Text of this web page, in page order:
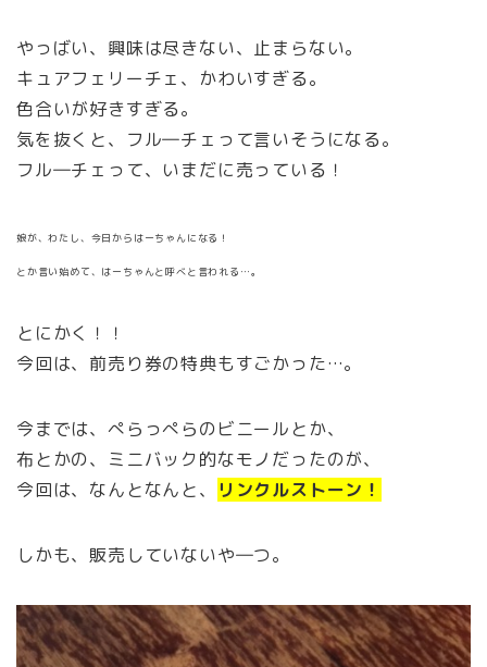
やっばい、興味は尽きない、止まらない。
キュアフェリーチェ、かわいすぎる。
色合いが好きすぎる。
気を抜くと、フル―チェって言いそうになる。
フル―チェって、いまだに売っている！
娘が、わたし、今日からはーちゃんになる！
とか言い始めて、はーちゃんと呼べと言われる…。
とにかく！！
今回は、前売り券の特典もすごかった…。
今までは、ぺらっぺらのビニールとか、
布とかの、ミニバック的なモノだったのが、
今回は、なんとなんと、 リンクルストーン！
しかも、販売していないや―つ。